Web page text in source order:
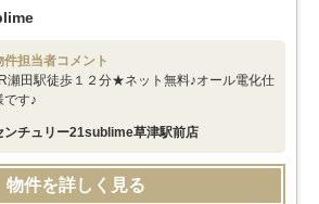
件担当者コメント
瀬田駅徒歩１２分★ネット無料♪オール電化仕
です♪
ンチュリー21sublime草津駅前店
物件を詳しく見る